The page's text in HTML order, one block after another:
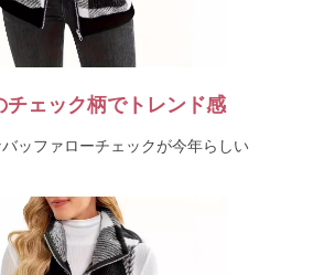
チェック柄でトレンド感
ッファローチェックが今年らしい